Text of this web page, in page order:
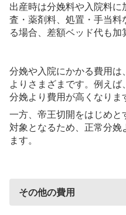
出産時は分娩料や入院料
査・薬剤料、処置・手当
る場合、差額ベッド代も加
分娩や入院にかかる費用
よりさまざまです。例え
分娩より費用が高くなりま
一方、帝王切開をはじめ
対象となるため、正常分娩
ます。
その他の費用